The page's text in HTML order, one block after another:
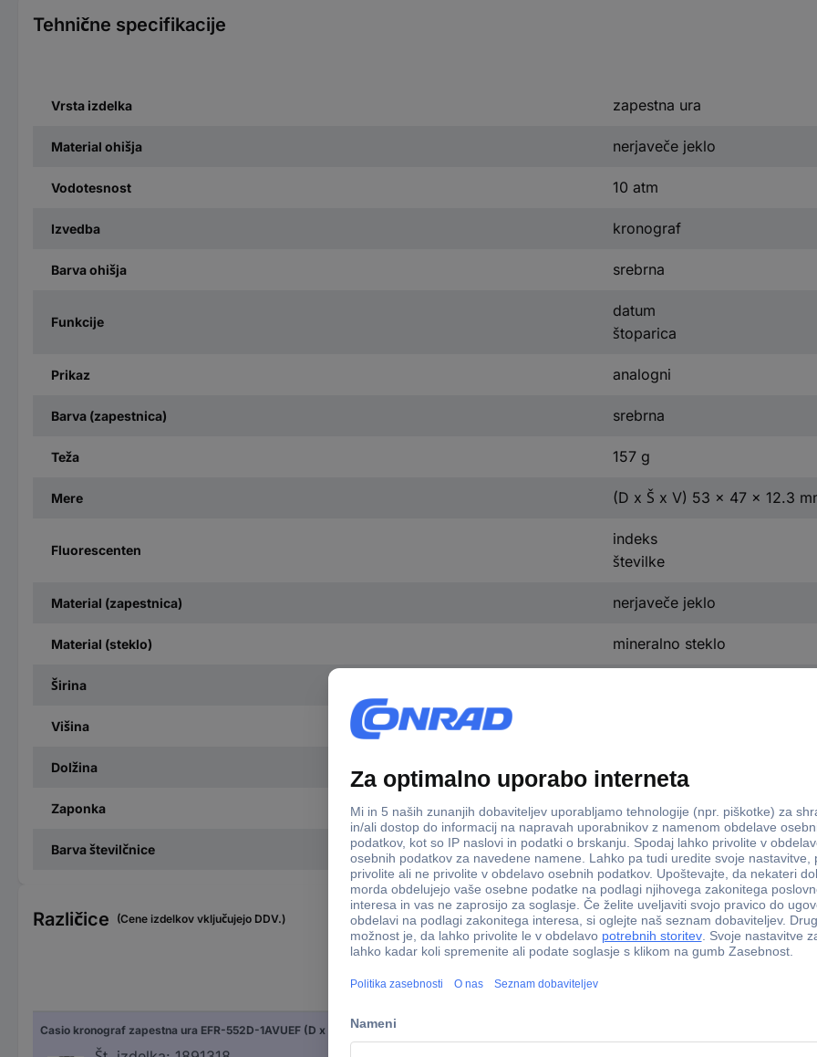
Tehnične specifikacije
Vrsta izdelka zapestna ura
Material ohišja nerjaveče jeklo
Vodotesnost 10 atm
Izvedba kronograf
Barva ohišja srebrna
Funkcije
datum
štoparica
Prikaz analogni
Barva (zapestnica) srebrna
Teža 157 g
Mere (D x Š x V) 53 x 47 x 12.3
Fluorescenten
indeks
številke
Material (zapestnica) nerjaveče jeklo
Material (steklo) mineralno steklo
Širina
Višina
Dolžina
Zaponka varnostna sponka
Barva številčnice črna
Različice (Cene izdelkov vključujejo DDV.)
Casio kronograf zapestna ura EFR-552D-1AVUEF (D x Š x V) 53 x 47 x 12.3 mm srebrna Material ohišja=nerjaveče jeklo Material (zapestnica)=nerjaveče jeklo 10 atm